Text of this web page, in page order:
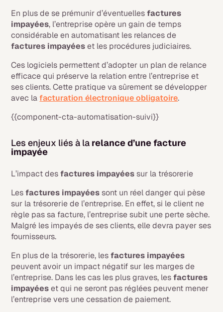
En plus de se prémunir d’éventuellesfactures
impayées, l’entreprise opère un gain de temps
considérable en automatisant les relances de
factures impayéeset les procédures judiciaires.
Ces logiciels permettent d’adopter un plan de relance
efficace qui préserve la relation entre l’entreprise et
ses clients. Cette pratique va sûrement se développer
avec lafacturation électronique obligatoire.
{{component-cta-automatisation-suivi}}
Les enjeux liés à la relance d’une facture
impayée
L’impact desfactures impayéessur la trésorerie
Lesfactures impayéessont un réel danger qui pèse
sur la trésorerie de l’entreprise. En effet, si le client ne
règle pas sa facture, l’entreprise subit une perte sèche.
Malgré les impayés de ses clients, elle devra payer ses
fournisseurs.
En plus de la trésorerie, lesfactures impayées
peuvent avoir un impact négatif sur les marges de
l’entreprise. Dans les cas les plus graves, lesfactures
impayéeset qui ne seront pas réglées peuvent mener
l’entreprise vers une cessation de paiement.